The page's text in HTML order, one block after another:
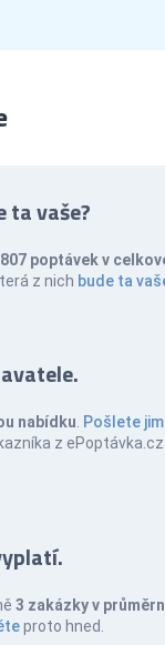
ta vaše?
poptávek v
z nich bude ta
nabídku Pošlete jim
z ePoptávka.cz
3 zakázky v
proto hned.